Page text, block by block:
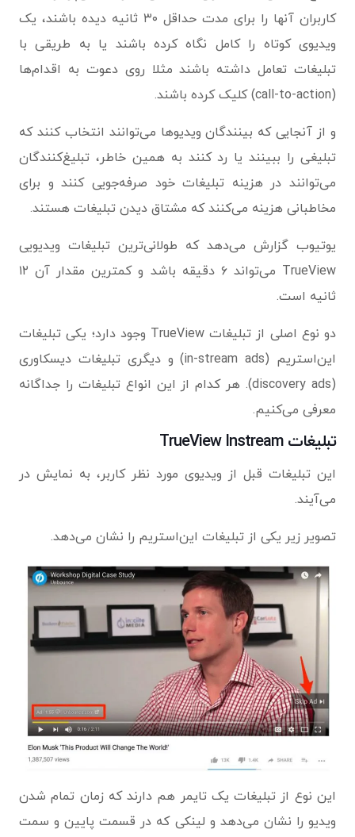
کاربران آنها را برای مدت حداقل ۳۰ ثانیه دیده باشند، یک
ویدیوی کوتاه را کامل نگاه کرده باشند یا به طریقی با
تبلیغات تعامل داشته باشند مثلا روی دعوت به اقدام‌ها
(call-to-action) کلیک کرده باشند.
و از آنجایی که بینندگان ویدیوها می‌توانند انتخاب کنند که
تبلیغی را ببینند یا رد کنند به همین خاطر، تبلیغ‌کنندگان
می‌توانند در هزینه تبلیغات خود صرفه‌جویی کنند و برای
مخاطبانی هزینه می‌کنند که مشتاق دیدن تبلیغات هستند.
یوتیوب گزارش می‌دهد که طولانی‌ترین تبلیغات ویدیویی
TrueView می‌تواند ۶ دقیقه باشد و کمترین مقدار آن ۱۲
ثانیه است.
دو نوع اصلی از تبلیغات TrueView وجود دارد؛ یکی تبلیغات
این‌استریم (in-stream ads) و دیگری تبلیغات دیسکاوری
(discovery ads). هر کدام از این انواع تبلیغات را جداگانه
معرفی می‌کنیم.
تبلیغات TrueView Instream
این تبلیغات قبل از ویدیوی مورد نظر کاربر، به نمایش در
می‌آیند.
تصویر زیر یکی از تبلیغات این‌استریم را نشان می‌دهد.
این نوع از تبلیغات یک تایمر هم دارند که زمان تمام شدن
ویدیو را نشان می‌دهد و لینکی که در قسمت پایین و سمت